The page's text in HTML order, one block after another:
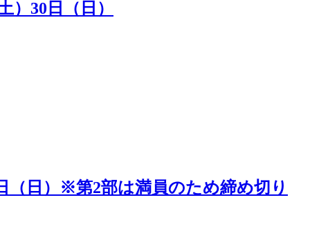
30日（日）
（日）※第2部は満員のため締め切り